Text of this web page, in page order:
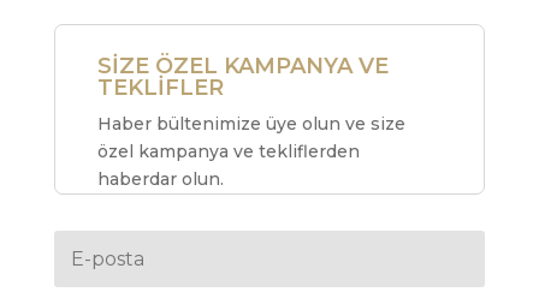
SİZE ÖZEL KAMPANYA VE
TEKLİFLER
Haber bültenimize üye olun ve size
özel kampanya ve tekliflerden
haberdar olun.